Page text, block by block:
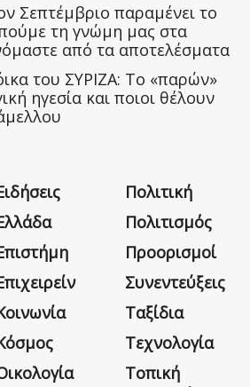
Σεπτέμβριο παραμένει το
τη γνώμη μας στα
από τα αποτελέσματα
του ΣΥΡΙΖΑ: Το «παρών»
ηγεσία και ποιοι θέλουν
Πολιτική
Πολιτισμός
Προορισμοί
Συνεντεύξεις
Ταξίδια
Τεχνολογία
Τοπική